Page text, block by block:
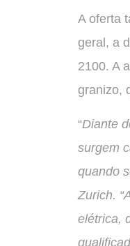
A oferta
geral, a
2100. A
granizo,
“Diante
surgem
quando
Zurich.
elétrica,